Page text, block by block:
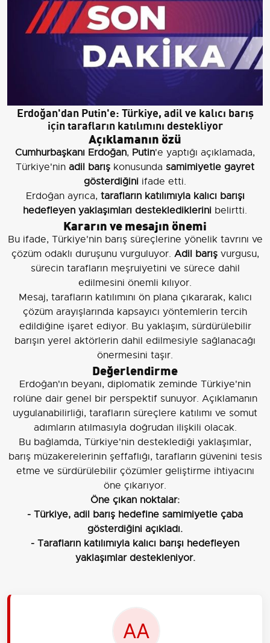
Erdoğan'dan Putin'e: Türkiye, adil ve kalıcı barış
için tarafların katılımını destekliyor
Açıklamanın özü
Cumhurbaşkanı Erdoğan, Putin'e yaptığı açıklamada,
Türkiye'nin adil barış konusunda samimiyetle gayret
gösterdiğini ifade etti.
Erdoğan ayrıca, tarafların katılımıyla kalıcı barışı
hedefleyen yaklaşımları desteklediklerini belirtti.
Kararın ve mesajın önemi
Bu ifade, Türkiye'nin barış süreçlerine yönelik tavrını ve
çözüm odaklı duruşunu vurguluyor. Adil barışvurgusu,
sürecin tarafların meşruiyetini ve sürece dahil
edilmesini önemli kılıyor.
Mesaj, tarafların katılımını ön plana çıkararak, kalıcı
çözüm arayışlarında kapsayıcı yöntemlerin tercih
edildiğine işaret ediyor. Bu yaklaşım, sürdürülebilir
barışın yerel aktörlerin dahil edilmesiyle sağlanacağı
önermesini taşır.
Değerlendirme
Erdoğan'ın beyanı, diplomatik zeminde Türkiye'nin
rolüne dair genel bir perspektif sunuyor. Açıklamanın
uygulanabilirliği, tarafların süreçlere katılımı ve somut
adımların atılmasıyla doğrudan ilişkili olacak.
Bu bağlamda, Türkiye'nin desteklediği yaklaşımlar,
barış müzakerelerinin şeffaflığı, tarafların güvenini tesis
etme ve sürdürülebilir çözümler geliştirme ihtiyacını
öne çıkarıyor.
Öne çıkan noktalar:
- Türkiye, adil barış hedefine samimiyetle çaba
gösterdiğini açıkladı.
- Tarafların katılımıyla kalıcı barışı hedefleyen
yaklaşımlar destekleniyor.